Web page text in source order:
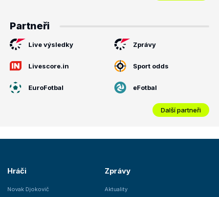
Partneři
Live výsledky Zprávy
Livescore.in Sport odds
EuroFotbal eFotbal
Další partneři
Hráči
Novak Djokovič
Zprávy
Aktuality